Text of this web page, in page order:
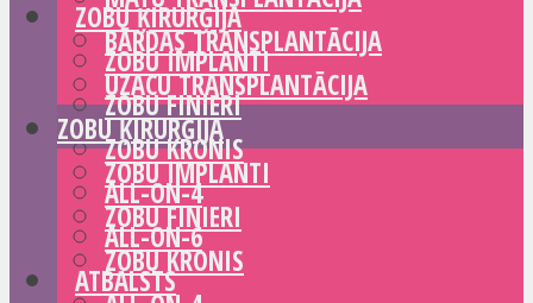
ZOBU ĶIRURĢIJA
ZOBU IMPLANTI
ZOBU FINIERI
ZOBU KRONIS
ALL-ON-4
ALL-ON-6
ATBALSTS
BĀRDAS TRANSPLANTĀCIJA
UZACU TRANSPLANTĀCIJA
ZOBU ĶIRURĢIJA
ZOBU IMPLANTI
ZOBU FINIERI
ZOBU KRONIS